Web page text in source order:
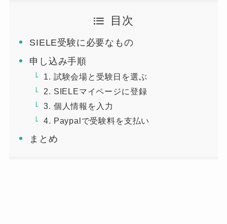
目次
SIELE受験に必要なもの
申し込み手順
1. 試験会場と受験日を選ぶ
2. SIELEマイページに登録
3. 個人情報を入力
4. Paypalで受験料を支払い
まとめ